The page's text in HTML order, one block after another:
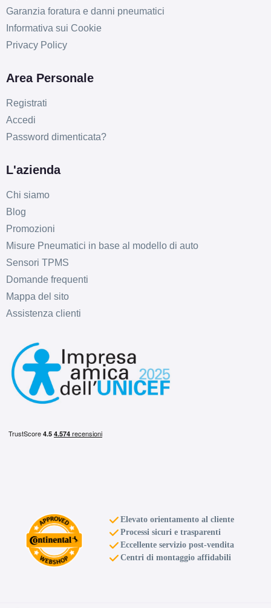
D
D
Garanzia foratura e danni pneumatici
Informativa sui Cookie
Privacy Policy
Area Personale
Registrati
Accedi
Password dimenticata?
L'azienda
Chi siamo
Blog
Promozioni
Misure Pneumatici in base al modello di auto
Sensori TPMS
Domande frequenti
Mappa del sito
Assistenza clienti
Elevato orientamento al cliente
Processi sicuri e trasparenti
Eccellente servizio post-vendita
Centri di montaggio affidabili